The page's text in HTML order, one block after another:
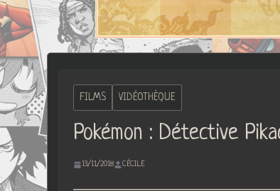
FILMS VIDÉOTHÈQUE
Pokémon : Détective
13/11/2018 CÉCILE